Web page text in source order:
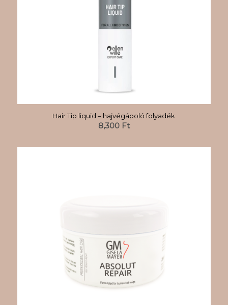
Hair Tip liquid – hajvégápoló folyadék
8,300 Ft